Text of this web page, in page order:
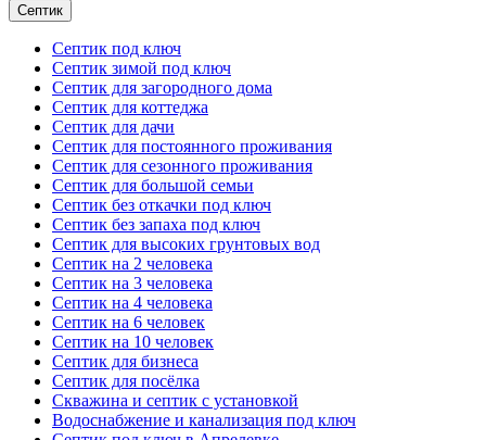
Септик
Септик под ключ
Септик зимой под ключ
Септик для загородного дома
Септик для коттеджа
Септик для дачи
Септик для постоянного проживания
Септик для сезонного проживания
Септик для большой семьи
Септик без откачки под ключ
Септик без запаха под ключ
Септик для высоких грунтовых вод
Септик на 2 человека
Септик на 3 человека
Септик на 4 человека
Септик на 6 человек
Септик на 10 человек
Септик для бизнеса
Септик для посёлка
Скважина и септик с установкой
Водоснабжение и канализация под ключ